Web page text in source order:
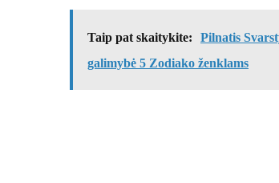
Taip pat skaitykite:
Pilnatis
galimybė 5 Zodiako ženklams